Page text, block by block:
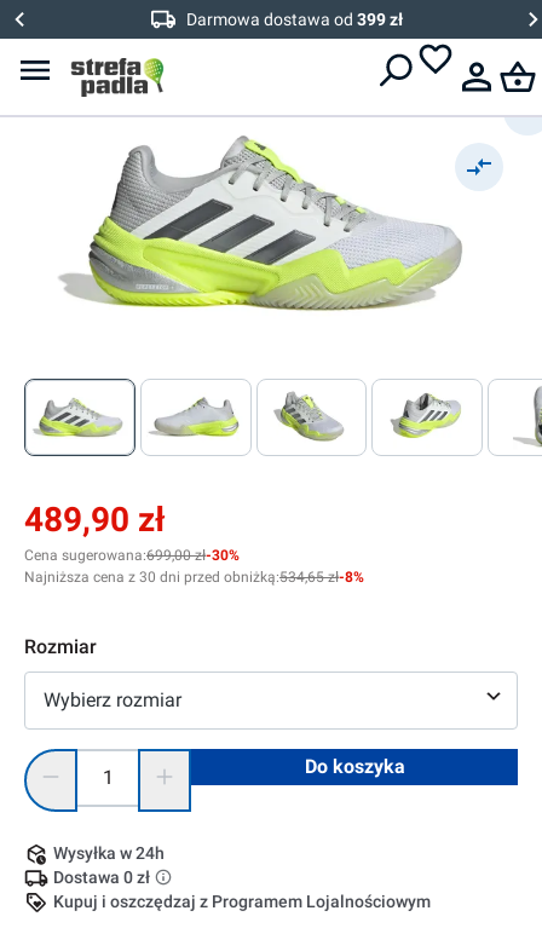
Darmowa dostawa od 399 zł
Damskie buty do padla
Adidas Barricade 13 W Clay
489,90 zł
Cena sugerowana:699,00 zł-30%
Najniższa cena z 30 dni przed obniżką:534,65 zł-8%
Rozmiar
Wybierz rozmiar
Ilość produktu: Wprowadź żądaną ilość lub użyj
Do koszyka
Wysyłka w 24h
Dostawa 0 zł
Kupuj i oszczędzaj z Programem Lojalnościowym